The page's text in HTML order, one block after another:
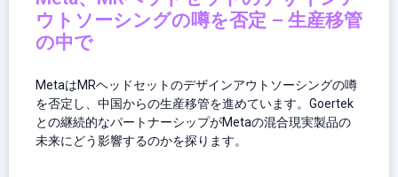
ウトソーシングの噂を否定 – 生産移管
の中で
MetaはMRヘッドセットのデザインアウトソーシングの噂
を否定し、中国からの生産移管を進めています。Goertek
との継続的なパートナーシップがMetaの混合現実製品の
未来にどう影響するのかを探ります。